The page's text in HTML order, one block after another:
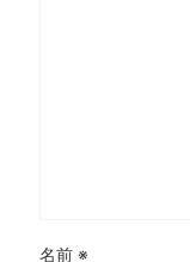
名前 ※